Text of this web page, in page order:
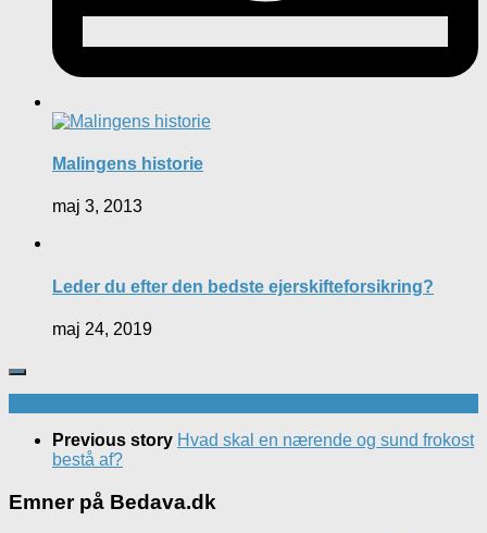
Malingens historie
maj 3, 2013
Leder du efter den bedste ejerskifteforsikring?
maj 24, 2019
Previous story Hvad skal en nærende og sund frokost
bestå af?
Emner på Bedava.dk